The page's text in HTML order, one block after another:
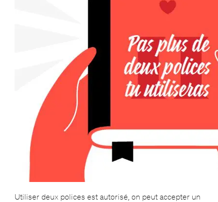
Utiliser deux polices est autorisé, on peut accepter un